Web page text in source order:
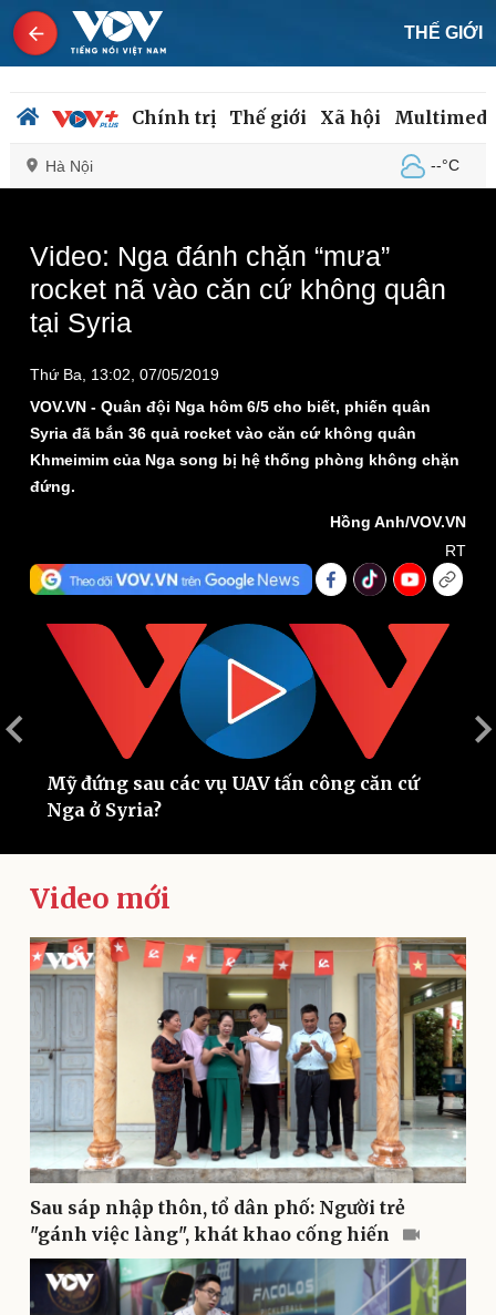
THẾ GIỚI
Chính trị Thế giới Xã hội
Hà Nội --°C
Chính trị
Đảng
Tổ chức nhân sự
Nhận diện sự thật
Xã hội
Tin 24h
Biển đảo
Quan sát
Cuộc sống đó đây
Multimedia
Video
Infographic
Kinh tế
Bất động sản
Khởi nghiệp
Thị trường
Giá vàng
Tiêu dùng
Tỷ giá
Chứng khoán
Giá cà phê
window.server or network failed or because the format is not
supported.
Video: Nga đánh chặn “mưa”
rocket nã vào căn cứ không quân
tại Syria
Thứ Ba, 13:02, 07/05/2019
VOV.VN - Quân đội Nga hôm 6/5 cho biết, phiến quân
Syria đã bắn 36 quả rocket vào căn cứ không quân
Khmeimim của Nga song bị hệ thống phòng không chặn
đứng.
Hồng Anh/VOV.VN
RT
Mỹ đứng sau các vụ UAV tấn công căn cứ
Nga ở Syria?
Video mới
Sau sáp nhập thôn, tổ dân phố: Người trẻ
"gánh việc làng", khát khao cống hiến